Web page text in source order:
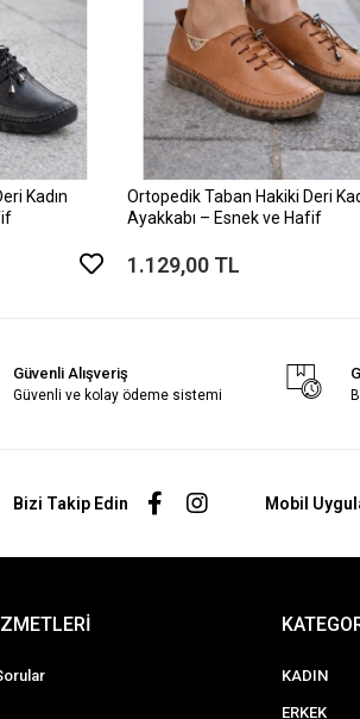
Kadın
Ortopedik Taban Hakiki Deri
Ayakkabı – Esnek ve Hafif
1.129,00 TL
Güvenli Alışveriş
Güvenli ve kolay ödeme sistemi
Bizi Takip Edin Mobil
KADIN
ERKEK